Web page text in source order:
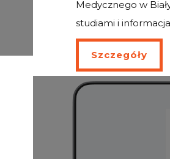
Medycznego w
studiami i
Szczegóły